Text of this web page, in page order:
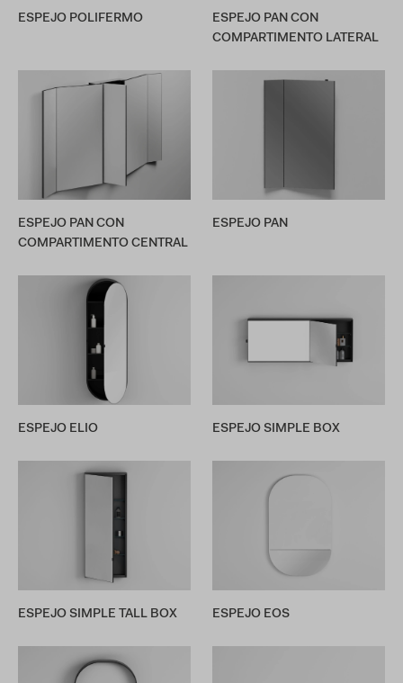
ESPEJO POLIFERMO
ESPEJO PAN CON
COMPARTIMENTO LATERAL
ESPEJO PAN CON
COMPARTIMENTO CENTRAL
ESPEJO PAN
ESPEJO ELIO ESPEJO SIMPLE BOX
ESPEJO SIMPLE TALL BOX ESPEJO EOS